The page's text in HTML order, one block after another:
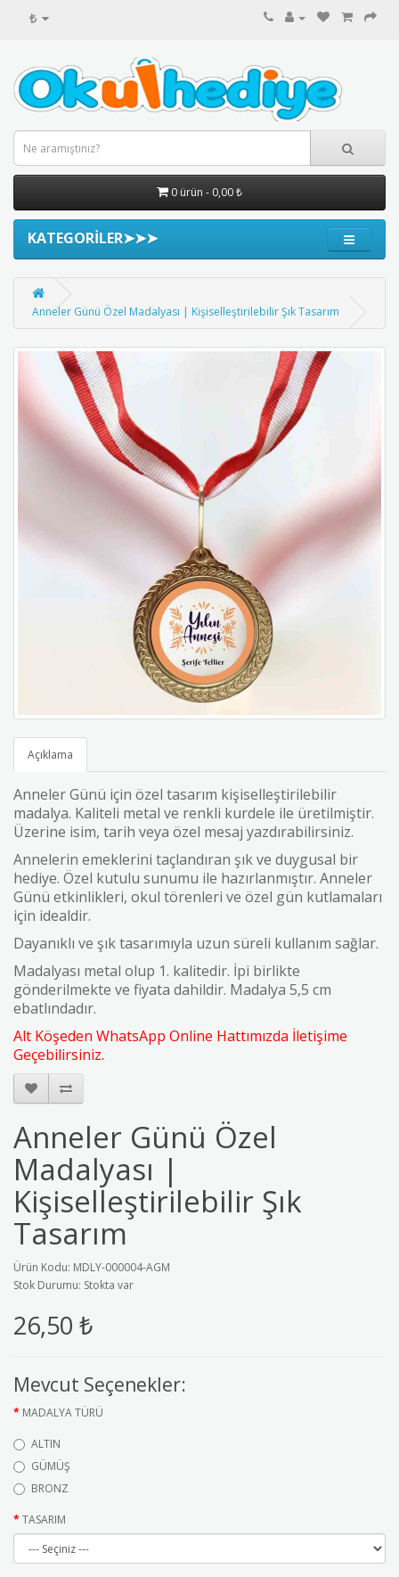
₺
0 ürün - 0,00 ₺
KATEGORİLER➤➤➤
Anneler Günü Özel Madalyası | Kişiselleştirilebilir Şık Tasarım
Açıklama
Anneler Günü için özel tasarım kişiselleştirilebilir
madalya. Kaliteli metal ve renkli kurdele ile üretilmiştir.
Üzerine isim, tarih veya özel mesaj yazdırabilirsiniz.
Annelerin emeklerini taçlandıran şık ve duygusal bir
hediye. Özel kutulu sunumu ile hazırlanmıştır. Anneler
Günü etkinlikleri, okul törenleri ve özel gün kutlamaları
için idealdir.
Dayanıklı ve şık tasarımıyla uzun süreli kullanım sağlar.
Madalyası metal olup 1. kalitedir. İpi birlikte
gönderilmekte ve fiyata dahildir. Madalya 5,5 cm
ebatlındadır.
Alt Köşeden WhatsApp Online Hattımızda İletişime
Geçebilirsiniz.
Anneler Günü Özel
Madalyası |
Kişiselleştirilebilir Şık
Tasarım
Ürün Kodu: MDLY-000004-AGM
Stok Durumu: Stokta var
26,50 ₺
Mevcut Seçenekler:
MADALYA TÜRÜ
ALTIN
GÜMÜŞ
BRONZ
TASARIM